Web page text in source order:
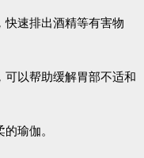
快速排出酒精等有害物
可以帮助缓解胃部不适和
瑜伽。